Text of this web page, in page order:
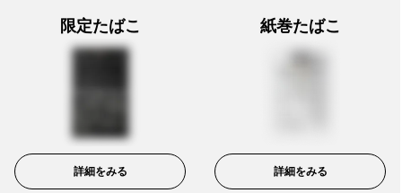
限定たばこ
詳細をみる
紙巻たばこ
詳細をみる